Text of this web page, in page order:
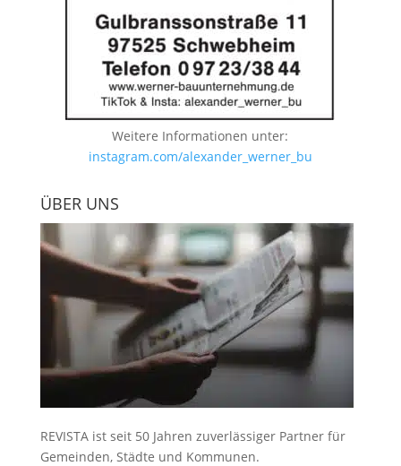
Weitere Informationen unter:
instagram.com/alexander_werner_bu
ÜBER UNS
REVISTA ist seit 50 Jahren zuverlässiger Partner für
Gemeinden, Städte und Kommunen.